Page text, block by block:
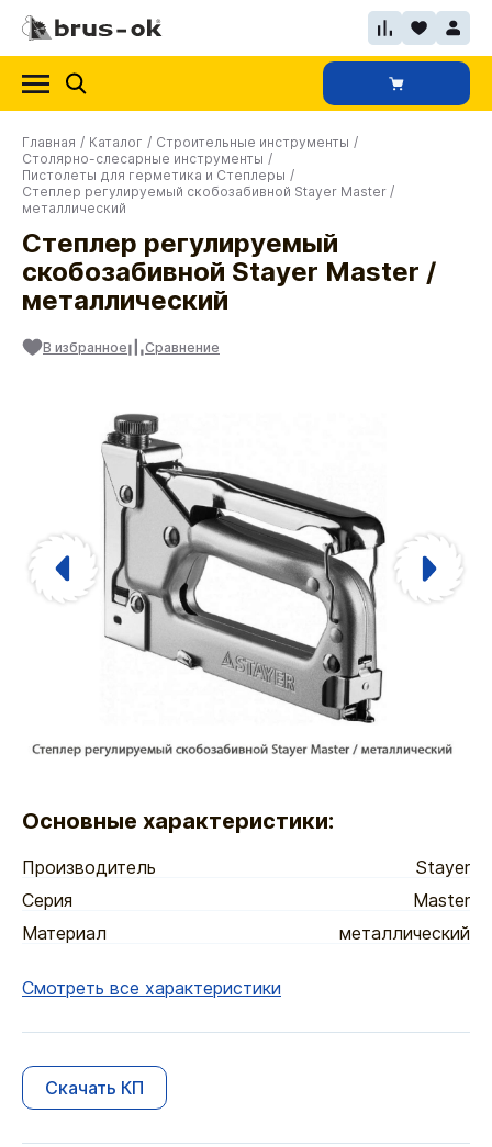
Главная / Каталог / Строительные инструменты /
Столярно-слесарные инструменты /
Пистолеты для герметика и Степлеры /
Степлер регулируемый скобозабивной Stayer Master /
металлический
Степлер регулируемый
скобозабивной Stayer Master /
металлический
В избранное Сравнение
Основные характеристики:
Производитель
Stayer
Серия
Master
Материал
металлический
Смотреть все характеристики
Скачать КП